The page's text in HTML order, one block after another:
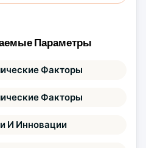
Параметры
Факторы
Факторы
И Инновации